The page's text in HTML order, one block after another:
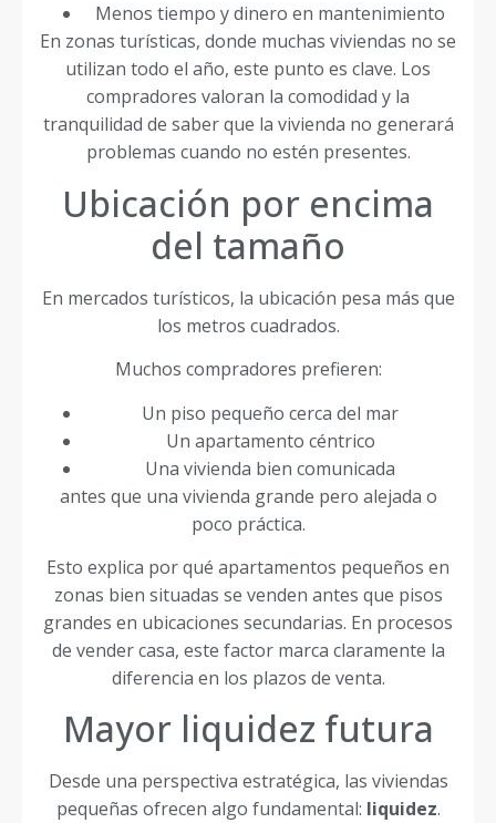
Menos tiempo y dinero en mantenimiento
En zonas turísticas, donde muchas viviendas no se
utilizan todo el año, este punto es clave. Los
compradores valoran la comodidad y la
tranquilidad de saber que la vivienda no generará
problemas cuando no estén presentes.
Ubicación por encima
del tamaño
En mercados turísticos, la ubicación pesa más que
los metros cuadrados.
Muchos compradores prefieren:
Un piso pequeño cerca del mar
Un apartamento céntrico
Una vivienda bien comunicada
antes que una vivienda grande pero alejada o
poco práctica.
Esto explica por qué apartamentos pequeños en
zonas bien situadas se venden antes que pisos
grandes en ubicaciones secundarias. En procesos
de vender casa, este factor marca claramente la
diferencia en los plazos de venta.
Mayor liquidez futura
Desde una perspectiva estratégica, las viviendas
pequeñas ofrecen algo fundamental: liquidez.